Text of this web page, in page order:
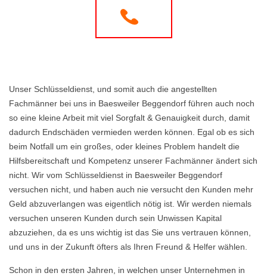
Unser Schlüsseldienst, und somit auch die angestellten
Fachmänner bei uns in Baesweiler Beggendorf führen auch noch
so eine kleine Arbeit mit viel Sorgfalt & Genauigkeit durch, damit
dadurch Endschäden vermieden werden können. Egal ob es sich
beim Notfall um ein großes, oder kleines Problem handelt die
Hilfsbereitschaft und Kompetenz unserer Fachmänner ändert sich
nicht. Wir vom Schlüsseldienst in Baesweiler Beggendorf
versuchen nicht, und haben auch nie versucht den Kunden mehr
Geld abzuverlangen was eigentlich nötig ist. Wir werden niemals
versuchen unseren Kunden durch sein Unwissen Kapital
abzuziehen, da es uns wichtig ist das Sie uns vertrauen können,
und uns in der Zukunft öfters als Ihren Freund & Helfer wählen.
Schon in den ersten Jahren, in welchen unser Unternehmen in